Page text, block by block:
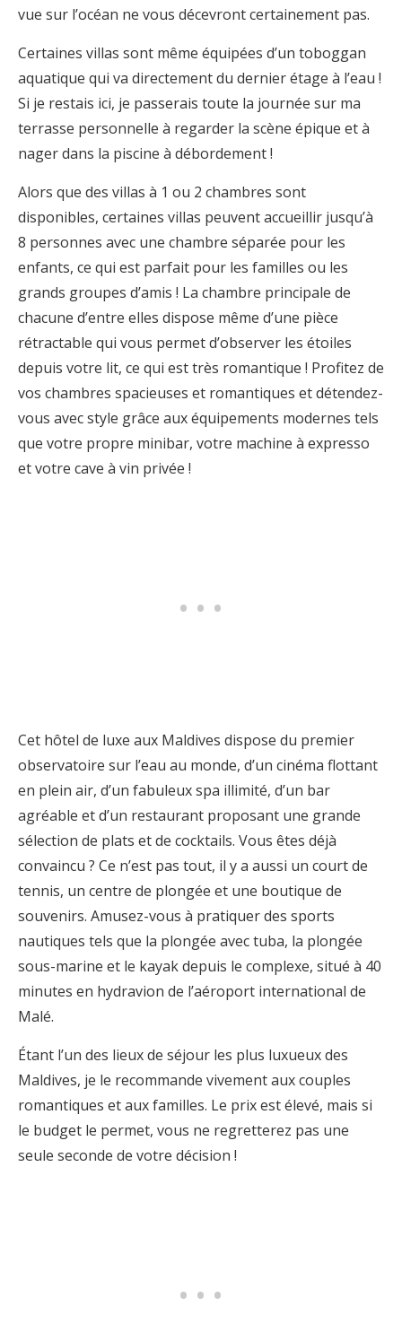
vue sur l’océan ne vous décevront certainement pas.
Certaines villas sont même équipées d’un toboggan
aquatique qui va directement du dernier étage à l’eau !
Si je restais ici, je passerais toute la journée sur ma
terrasse personnelle à regarder la scène épique et à
nager dans la piscine à débordement !
Alors que des villas à 1 ou 2 chambres sont
disponibles, certaines villas peuvent accueillir jusqu’à
8 personnes avec une chambre séparée pour les
enfants, ce qui est parfait pour les familles ou les
grands groupes d’amis ! La chambre principale de
chacune d’entre elles dispose même d’une pièce
rétractable qui vous permet d’observer les étoiles
depuis votre lit, ce qui est très romantique ! Profitez de
vos chambres spacieuses et romantiques et détendez-
vous avec style grâce aux équipements modernes tels
que votre propre minibar, votre machine à expresso
et votre cave à vin privée !
Cet hôtel de luxe aux Maldives dispose du premier
observatoire sur l’eau au monde, d’un cinéma flottant
en plein air, d’un fabuleux spa illimité, d’un bar
agréable et d’un restaurant proposant une grande
sélection de plats et de cocktails. Vous êtes déjà
convaincu ? Ce n’est pas tout, il y a aussi un court de
tennis, un centre de plongée et une boutique de
souvenirs. Amusez-vous à pratiquer des sports
nautiques tels que la plongée avec tuba, la plongée
sous-marine et le kayak depuis le complexe, situé à 40
minutes en hydravion de l’aéroport international de
Malé.
Étant l’un des lieux de séjour les plus luxueux des
Maldives, je le recommande vivement aux couples
romantiques et aux familles. Le prix est élevé, mais si
le budget le permet, vous ne regretterez pas une
seule seconde de votre décision !